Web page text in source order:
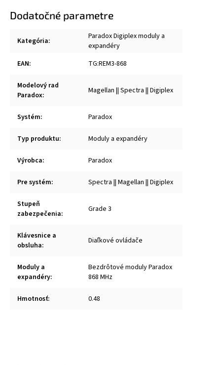
Dodatočné parametre
Kategória:
Paradox Digiplex moduly a
expandéry
EAN: TG:REM3-868
Modelový rad
Paradox: Magellan || Spectra || Digiplex
Systém: Paradox
Typ produktu: Moduly a expandéry
Výrobca: Paradox
Pre systém: Spectra || Magellan || Digiplex
Stupeň
zabezpečenia: Grade 3
Klávesnice a
obsluha: Diaľkové ovládače
Moduly a
expandéry:
Bezdrôtové moduly Paradox
868 MHz
Hmotnosť: 0.48